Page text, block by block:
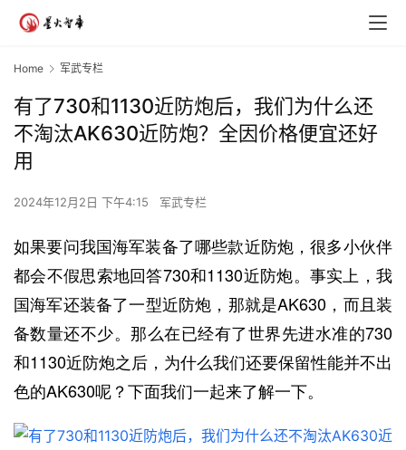
Home 军武专栏
有了730和1130近防炮后，我们为什么还
不淘汰AK630近防炮？全因价格便宜还好
用
2024年12月2日 下午4:15 军武专栏
如果要问我国海军装备了哪些款近防炮，很多小伙伴
都会不假思索地回答730和1130近防炮。事实上，我
国海军还装备了一型近防炮，那就是AK630，而且装
备数量还不少。那么在已经有了世界先进水准的730
和1130近防炮之后，为什么我们还要保留性能并不出
色的AK630呢？下面我们一起来了解一下。